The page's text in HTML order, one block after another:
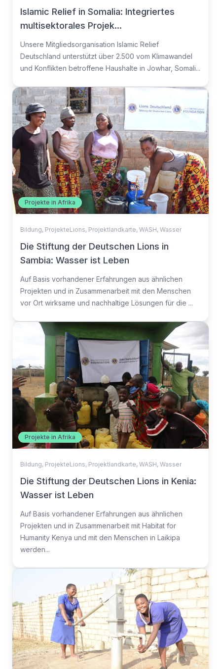
Islamic Relief in Somalia: Integriertes
multisektorales Projek...
Unsere Mitgliedsorganisation Islamic Relief
Deutschland unterstützt über 2.500 vom Klimawandel
und Konflikten betroffene Haushalte in Jowhar, Somali...
Projekte in Afrika
Bildung, ProjekteLions, Projektlandkarte, WASH, Wasser
Die Stiftung der Deutschen Lions in
Sambia: Wasser ist Leben
Auf Basis vorhandener Erfahrungen aus ähnlichen
Projekten und in Zusammenarbeit mit den Menschen
vor Ort wirksame und nachhaltige Lösungen für die ...
Projekte in Afrika
Bildung, ProjekteLions, Projektlandkarte, WASH, Wasser
Die Stiftung der Deutschen Lions in Kenia:
Wasser ist Leben
Auf Basis vorhandener Erfahrungen aus ähnlichen
Projekten und in Zusammenarbeit mit Habitat for
Humanity Kenya und mit den Menschen in Laikipa
werden...